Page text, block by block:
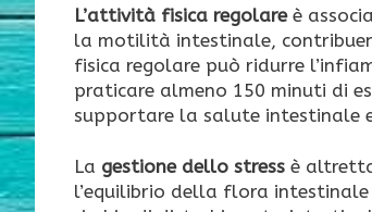
L’attività fisica regolareè
la motilità intestinale,
fisica regolare può ridurre
praticare almeno 150 minuti di
supportare la salute intestinale
La gestione dello stress è
l’equilibrio della flora